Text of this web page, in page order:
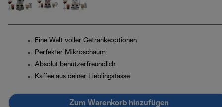
Eine Welt voller Getränkeoptionen
Perfekter Mikroschaum
Absolut benutzerfreundlich
Kaffee aus deiner Lieblingstasse
Zum Warenkorb hinzufügen